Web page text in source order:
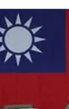
2023年5月4日 讀畢
網誌
古寧頭戰
國52年3
將軍口述
古寧頭戰役《金門